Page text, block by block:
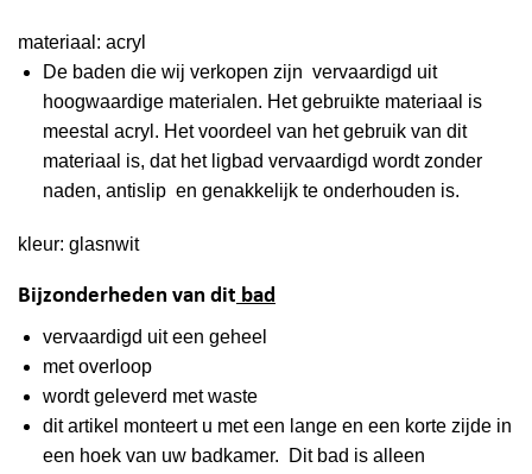
materiaal: acryl
De baden die wij verkopen zijn vervaardigd uit
hoogwaardige materialen. Het gebruikte materiaal is
meestal acryl. Het voordeel van het gebruik van dit
materiaal is, dat het ligbad vervaardigd wordt zonder
naden, antislip en genakkelijk te onderhouden is.
kleur: glasnwit
Bijzonderheden van dit bad
vervaardigd uit een geheel
met overloop
wordt geleverd met waste
dit artikel monteert u met een lange en een korte zijde in
een hoek van uw badkamer. Dit bad is alleen